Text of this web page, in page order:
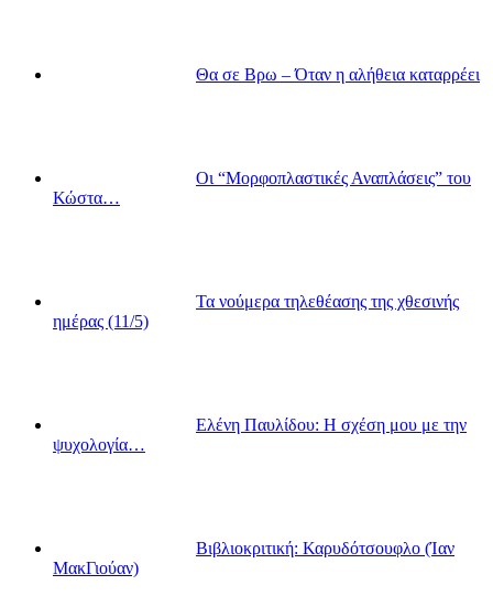
Θα σε Βρω – Όταν η αλήθεια καταρρέει
Οι “Μορφοπλαστικές Αναπλάσεις” του
Κώστα…
Τα νούμερα τηλεθέασης της χθεσινής
ημέρας (11/5)
Ελένη Παυλίδου: Η σχέση μου με την
ψυχολογία…
Βιβλιοκριτική: Καρυδότσουφλο (Ίαν
ΜακΓιούαν)